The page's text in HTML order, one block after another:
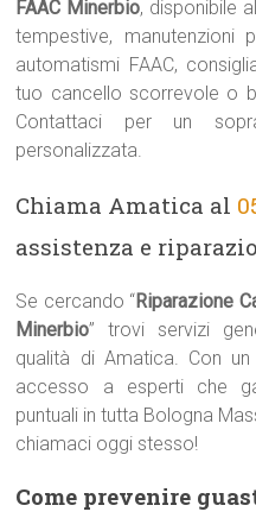
FAAC Minerbio, disponibile
tempestive, manutenzioni
automatismi FAAC,
tuo cancello scorrevole o
Contattaci per un
personalizzata.
Chiama Amatica al
assistenza e
Se cercando “Riparazione
Minerbio” trovi servizi
qualità di Amatica. Con
accesso a esperti che
puntuali in tutta Bologna
chiamaci oggi stesso!
Come prevenire